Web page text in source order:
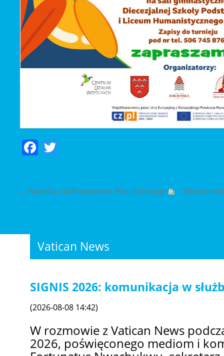
Facebook
← Msza Św. na Rozpoczęcie Roku Szkolnego
Vatican News
SIGNIS 2026: komunikacja w
(2026-08-08 14:42)
W rozmowie z Vatican News
2026, poświęconego mediom i